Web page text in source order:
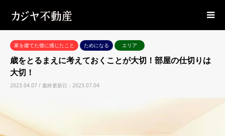
家を建てた後に感じたこと ためになる エリア
歳をとるまえに考えておくことが大切！部屋の仕切りは
大切！
2023.04.07 / 最終更新日：2023.07.04